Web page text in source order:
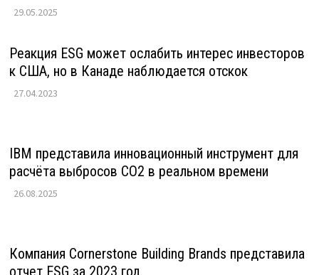
29.05.2025
Реакция ESG может ослабить интерес инвесторов
к США, но в Канаде наблюдается отскок
27.04.2023
IBM представила инновационный инструмент для
расчёта выбросов CO2 в реальном времени
26.08.2025
Компания Cornerstone Building Brands представила
отчет ESG за 2023 год